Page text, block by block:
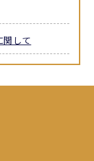
関して